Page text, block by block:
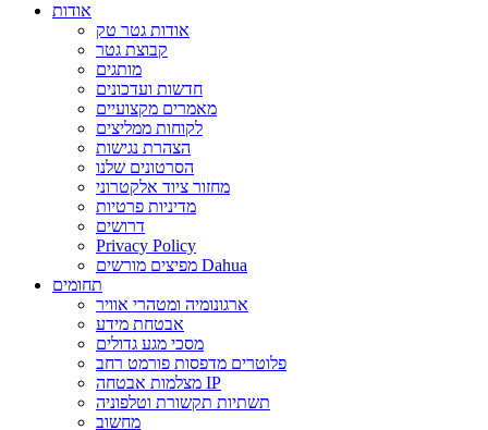
אודות
אודות גטר טק
קבוצת גטר
מותגים
חדשות ועדכונים
מאמרים מקצועיים
לקוחות ממליצים
הצהרת נגישות
הסרטונים שלנו
מחזור ציוד אלקטרוני
מדיניות פרטיות
דרושים
Privacy Policy
מפיצים מורשים Dahua
תחומים
ארגונומיה ומטהרי אוויר
אבטחת מידע
מסכי מגע גדולים
פלוטרים מדפסות פורמט רחב
מצלמות אבטחה IP
תשתיות תקשורת וטלפוניה
מחשוב